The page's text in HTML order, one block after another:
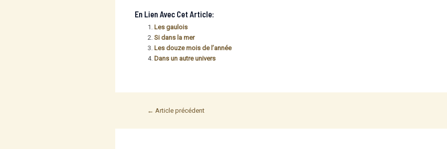
En Lien Avec Cet Article:
Les gaulois
Si dans la mer
Les douze mois de l’année
Dans un autre univers
Post← Article précédent